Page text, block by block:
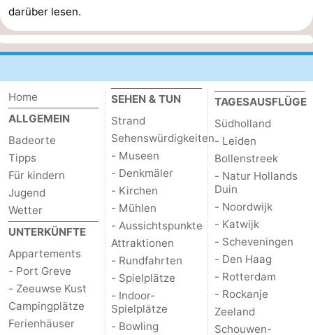
darüber lesen.
Home
ALLGEMEIN
Badeorte
Tipps
Für kindern
Jugend
Wetter
UNTERKÜNFTE
Appartements
- Port Greve
- Zeeuwse Kust
Campingplätze
Ferienhäuser
SEHEN & TUN
Strand
Sehenswürdigkeiten
- Museen
- Denkmäler
- Kirchen
- Mühlen
- Aussichtspunkte
Attraktionen
- Rundfahrten
- Spielplätze
- Indoor-
Spielplätze
- Bowling
TAGESAUSFLÜGE
Südholland
- Leiden
Bollenstreek
- Natur Hollands
Duin
- Noordwijk
- Katwijk
- Scheveningen
- Den Haag
- Rotterdam
- Rockanje
Zeeland
Schouwen-